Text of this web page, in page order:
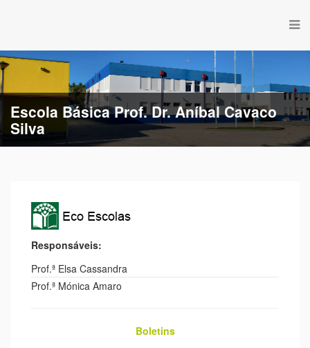
Escola Básica Prof. Dr. Aníbal Cavaco
Silva
Escola Básica de Estação
Responsáveis:
Prof.ª Elsa Cassandra
Prof.ª Mónica Amaro
Boletins